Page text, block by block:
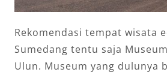
Rekomendasi tempat wisata
Sumedang tentu saja
Ulun. Museum yang dulunya